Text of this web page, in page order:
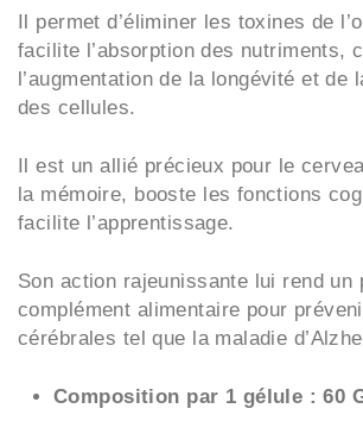
Il permet d’éliminer les toxines de
facilite l’absorption des nutriments,
l’augmentation de la longévité et de
des cellules.
Il est un allié précieux pour le
la mémoire, booste les fonctions
facilite l’apprentissage.
Son action rajeunissante lui rend un
complément alimentaire pour
cérébrales tel que la maladie
Composition par 1 gélule : 60